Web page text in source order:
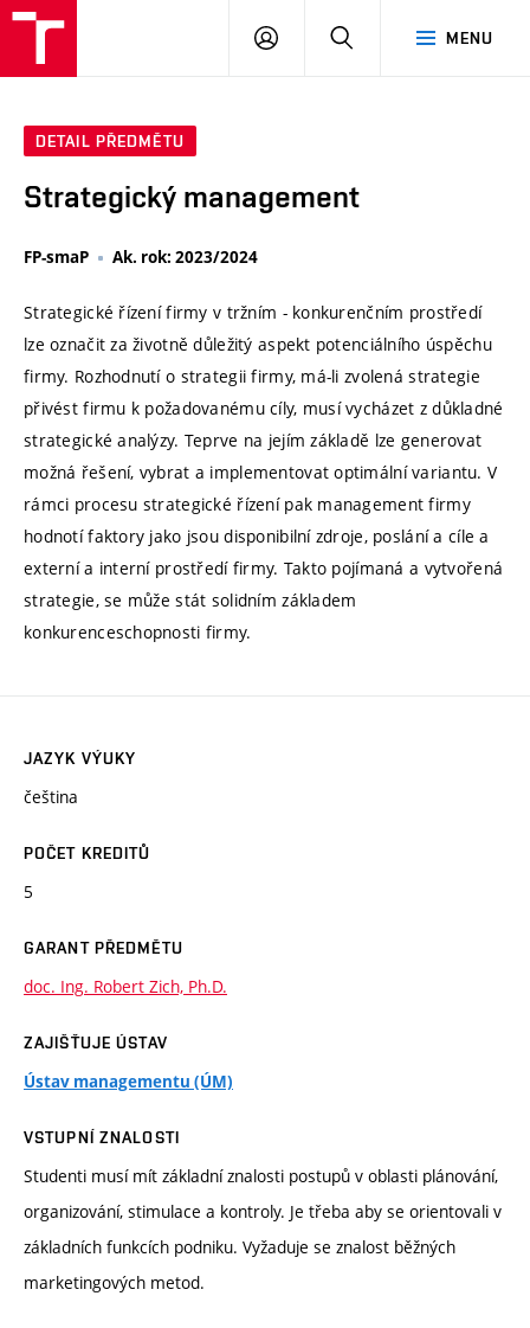
MENU
PŘIHLÁSIT
DETAIL PŘEDMĚTU
Strategický management
FP-smaP Ak. rok: 2023/2024
Strategické řízení firmy v tržním - konkurenčním prostředí
lze označit za životně důležitý aspekt potenciálního úspěchu
firmy. Rozhodnutí o strategii firmy, má-li zvolená strategie
přivést firmu k požadovanému cíly, musí vycházet z důkladné
strategické analýzy. Teprve na jejím základě lze generovat
možná řešení, vybrat a implementovat optimální variantu. V
rámci procesu strategické řízení pak management firmy
hodnotí faktory jako jsou disponibilní zdroje, poslání a cíle a
externí a interní prostředí firmy. Takto pojímaná a vytvořená
strategie, se může stát solidním základem
konkurenceschopnosti firmy.
JAZYK VÝUKY
čeština
POČET KREDITŮ
5
GARANT PŘEDMĚTU
doc. Ing. Robert Zich, Ph.D.
ZAJIŠŤUJE ÚSTAV
Ústav managementu (ÚM)
VSTUPNÍ ZNALOSTI
Studenti musí mít základní znalosti postupů v oblasti plánování,
organizování, stimulace a kontroly. Je třeba aby se orientovali v
základních funkcích podniku. Vyžaduje se znalost běžných
marketingových metod.